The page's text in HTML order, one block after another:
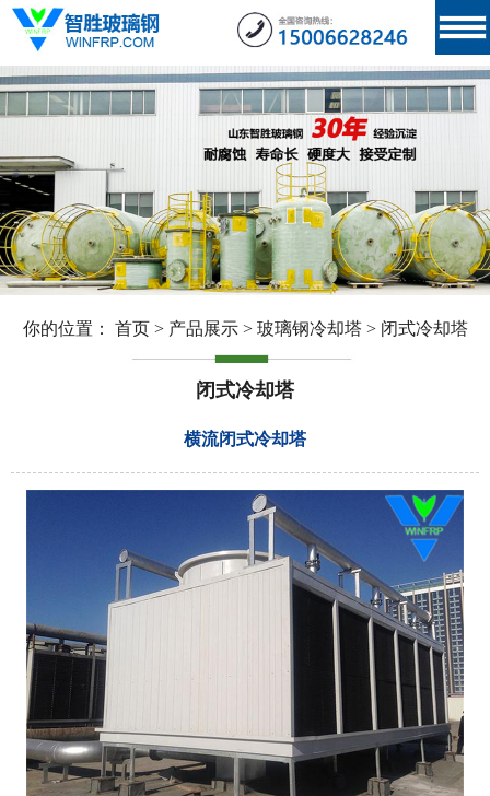
你的位置： 首页> 产品展示> 玻璃钢冷却塔> 闭式冷却塔
闭式冷却塔
横流闭式冷却塔